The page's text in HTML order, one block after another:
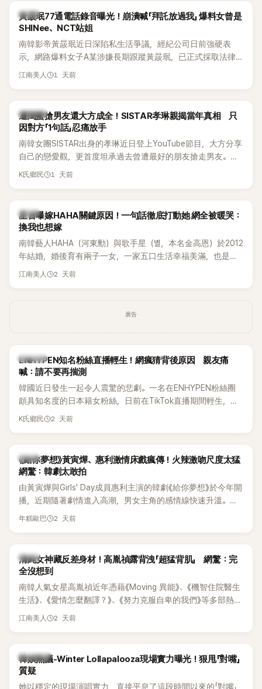
韓星
黃晸珉77通電話錄音曝光！崩潰喊「拜託放過我」 爆料女曾是
SHINee、NCT站姐
南韓影帝黃晸珉近日深陷私生活爭議，經紀公司日前強硬表
示，網路爆料女子A某涉嫌長期跟蹤黃晸珉，已正式採取法律
行動。不過，A並未停止發聲，持續透過社群平台公開爆料，反
的錄音內容，而A也首度承認自己過去曾是SHINee、NCT等偶
像團體的「站姐」，事件持續延燒。
江南美人 1 天前
K-POP
遭閨蜜搶男友還大方成全！SISTAR孝琳親揭當年真相 只
因對方「1句話」忍痛放手
南韓女團SISTAR出身的孝琳近日登上YouTube節目，大方分享
自己的戀愛觀，更首度坦承過去曾遭最好的朋友搶走男友。她
表示，當時選擇瀟灑放手，但如果同樣的事情現在再發生，「我
K氏鄉民 1 天前
韓星
星首曝嫁HAHA關鍵原因！一句話徹底打動她 網全被暖哭：
換我也想嫁
南韓藝人HAHA（河東勳）與歌手星（별，本名金高恩）於2012
年結婚，婚後育有兩子一女，一家五口生活幸福美滿，也是韓
國演藝圈公認的模範夫妻。近日，星首度公開當年決定嫁給
江南美人 2 天前
廣告
K-POP
ENHYPEN知名粉絲直播輕生！網瘋猜背後原因 親友痛
喊：請不要再揣測
韓國近日發生一起令人震驚的悲劇。一名在ENHYPEN粉絲圈
頗具知名度的日本籍女粉絲，日前在TikTok直播期間輕生，最
終不幸身亡，消息曝光後震驚韓網，也讓不少粉絲湧入社群平
K氏鄉民 2 天前
韓劇
《給你夢想》黃寅燁、惠利激情床戲瘋傳！火辣激吻尺度太猛
網驚：韓劇太敢拍
由黃寅燁與Girls' Day成員惠利主演的韓劇《給你夢想》於今年開
播，近期隨著劇情進入高潮，男女主角的感情線快速升溫。最
新播出的第8集不僅上演火辣吻戲，更接連出現床戲橋段，讓
年糕歐巴 2 天前
韓星
清純女神藏反差身材！高胤禎露背洩「超猛背肌」 網驚：完
全沒想到
南韓人氣女星高胤禎近年憑藉《Moving 異能》、《機智住院醫生
生活》、《愛情怎麼翻譯？》、《努力克服自卑的我們》等多部熱門
作品，躍升為韓劇新一代女神代表，不僅演技備受肯定，精緻
細身材下的超狂背肌與肩膀線條，反差感十足，讓不少網友看
傻直呼：「原來她身材這麼猛！」
江南美人 2 天前
熱議討論
韓娛熱議-Winter Lollapalooza現場實力曝光！狠甩「對嘴」
質疑
她以穩定的現場演唱實力，直接平息了這段時間以來的「對嘴」